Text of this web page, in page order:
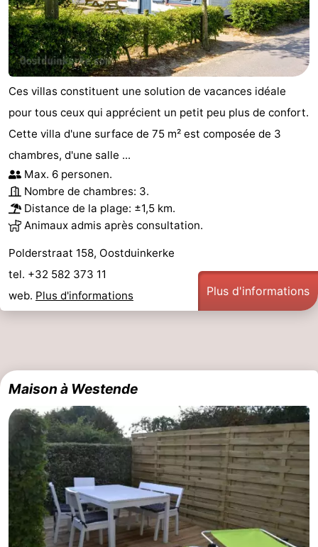
Ces villas constituent une solution de vacances idéale
pour tous ceux qui apprécient un petit peu plus de confort.
Cette villa d'une surface de 75 m² est composée de 3
chambres, d'une salle ...
Max. 6 personen.
Nombre de chambres: 3.
Distance de la plage: ±1,5 km.
Animaux admis après consultation.
Polderstraat 158, Oostduinkerke
tel. +32 582 373 11
web. Plus d'informations Plus d'informations
Maison à Westende